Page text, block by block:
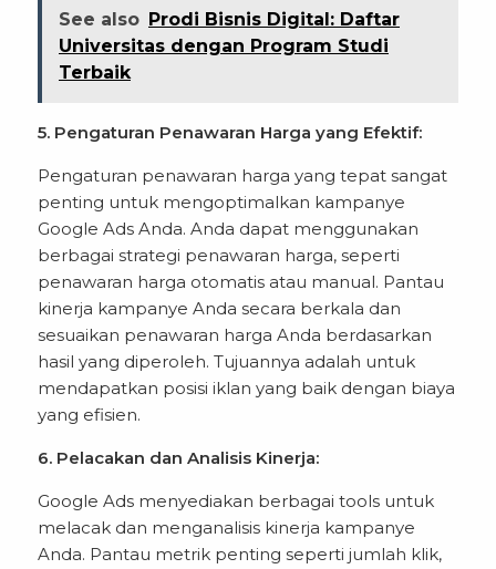
See also Prodi Bisnis Digital: Daftar
Universitas dengan Program Studi
Terbaik
5. Pengaturan Penawaran Harga yang Efektif:
Pengaturan penawaran harga yang tepat sangat
penting untuk mengoptimalkan kampanye
Google Ads Anda. Anda dapat menggunakan
berbagai strategi penawaran harga, seperti
penawaran harga otomatis atau manual. Pantau
kinerja kampanye Anda secara berkala dan
sesuaikan penawaran harga Anda berdasarkan
hasil yang diperoleh. Tujuannya adalah untuk
mendapatkan posisi iklan yang baik dengan biaya
yang efisien.
6. Pelacakan dan Analisis Kinerja:
Google Ads menyediakan berbagai tools untuk
melacak dan menganalisis kinerja kampanye
Anda. Pantau metrik penting seperti jumlah klik,